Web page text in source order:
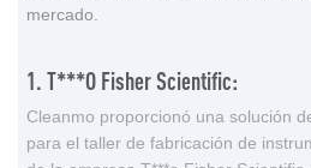
mercado.
1. T***o Fisher Scientific:
Cleanmo proporcionó una solución
para el taller de fabricación de